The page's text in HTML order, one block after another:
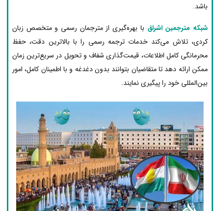
باشد.
شبکه مترجمین اشراق با بهره‌گیری از مترجمان رسمی و متخصص زبان
کردی، تلاش می‌کند خدمات ترجمه رسمی را با بالاترین دقت، حفظ
محرمانگی کامل اطلاعات، قیمت‌گذاری شفاف و تحویل در سریع‌ترین زمان
ممکن ارائه دهد تا متقاضیان بتوانند بدون دغدغه و با اطمینان کامل، امور
بین‌المللی خود را پیگیری نمایند.